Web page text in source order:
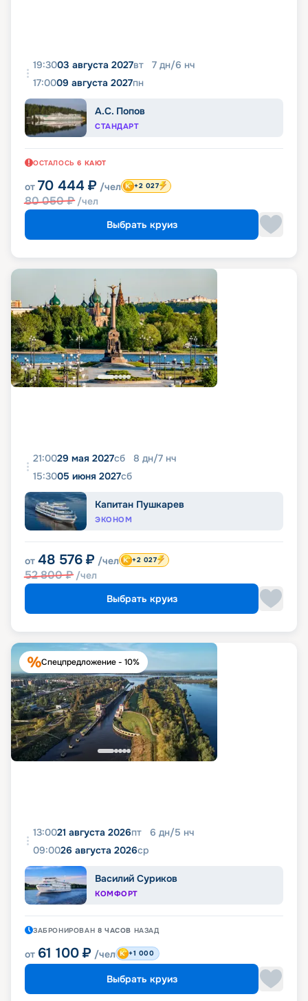
19:3003 августа 2027вт 7 дн/6 нч
17:0009 августа 2027пн
А.С. Попов
СТАНДАРТ
ОСТАЛОСЬ 6 КАЮТ
от 70 444 ₽ /чел
80 050₽ /чел
+2 027
Выбрать круиз
21:0029 мая 2027сб 8 дн/7 нч
15:3005 июня 2027сб
Капитан Пушкарев
ЭКОНОМ
от 48 576 ₽ /чел
52 800₽ /чел
+2 027
Выбрать круиз
Спецпредложение - 10%
13:0021 августа 2026пт 6 дн/5 нч
09:0026 августа 2026ср
Василий Суриков
КОМФОРТ
ЗАБРОНИРОВАН 8 ЧАСОВ НАЗАД
от 61 100 ₽ /чел +1 000
Выбрать круиз